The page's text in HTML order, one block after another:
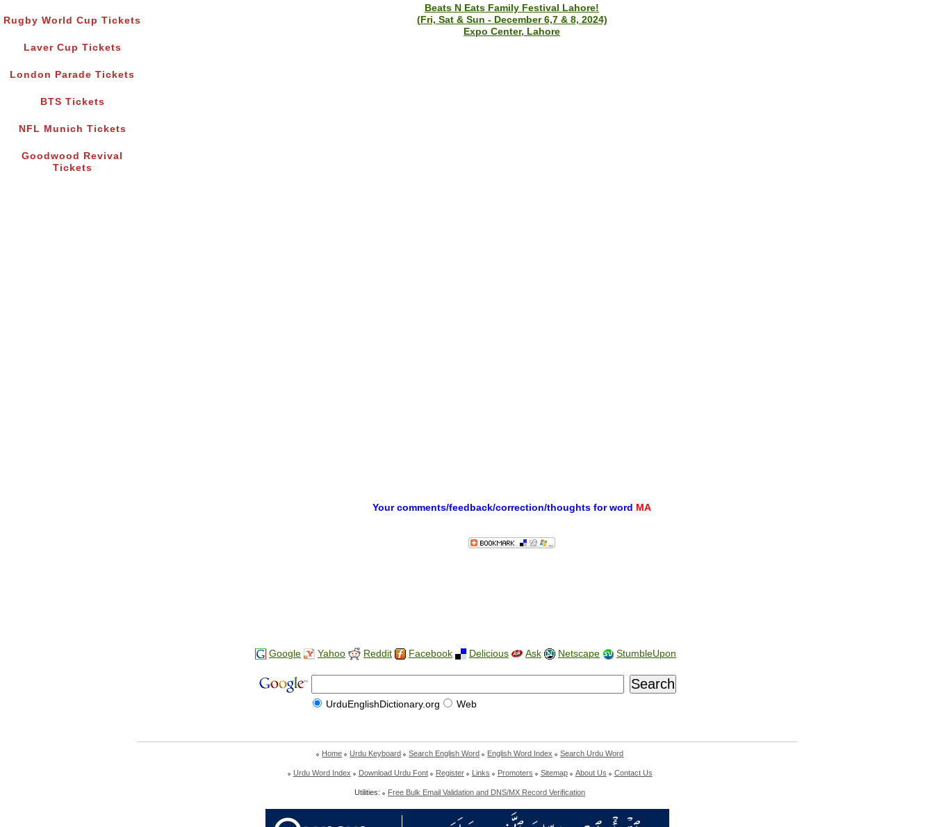
Rugby World Cup Tickets
Laver Cup Tickets
London Parade Tickets
BTS Tickets
NFL Munich Tickets
Goodwood Revival
Tickets
Beats N Eats Family Festival Lahore!
(Fri, Sat & Sun - December 6,7 & 8, 2024)
Expo Center, Lahore
Your comments/feedback/correction/thoughts for word MA
Google Yahoo Reddit Facebook Delicious Ask Netscape StumbleUpon
UrduEnglishDictionary.org Web
Home Urdu Keyboard Search English Word English Word Index Search Urdu Word
Urdu Word Index Download Urdu Font Register Links Promoters Sitemap About Us Contact Us
Utilities: Free Bulk Email Validation and DNS/MX Record Verification